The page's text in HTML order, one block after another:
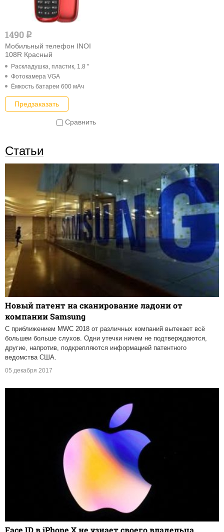
1490 q
Мобильный телефон INOI
108R Красный
Раскладушка, пластик, 1.8 "
Фотокамера VGA
Ёмкость батареи 600 мАч
Предзаказать
Сравнить
Статьи
Новый патент на сканирование ладони от
компании Samsung
С приближением MWC 2018 от различных компаний вытекает всё
большеи больше слухов. Одни утечки ничем не подтверждаются,
другие, напротив, подкрепляются информацией патентного
ведомства США.
05 декабря 2017
Face ID в iPhone X не узнает своего владельца